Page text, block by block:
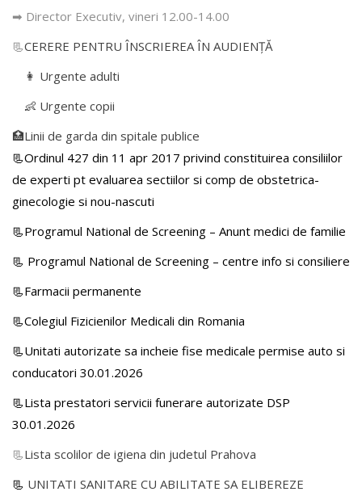
➡ Director Executiv, vineri 12.00-14.00
📃CERERE PENTRU ÎNSCRIEREA ÎN AUDIENŢĂ
👩 Urgente adulti
👶 Urgente copii
🏥Linii de garda din spitale publice
📃Ordinul 427 din 11 apr 2017 privind constituirea consiliilor
de experti pt evaluarea sectiilor si comp de obstetrica-
ginecologie si nou-nascuti
📃Programul National de Screening – Anunt medici de familie
📃 Programul National de Screening – centre info si consiliere
📃Farmacii permanente
📃Colegiul Fizicienilor Medicali din Romania
📃Unitati autorizate sa incheie fise medicale permise auto si
conducatori 30.01.2026
📃Lista prestatori servicii funerare autorizate DSP
30.01.2026
📃Lista scolilor de igiena din judetul Prahova
📃 UNITATI SANITARE CU ABILITATE SA ELIBEREZE